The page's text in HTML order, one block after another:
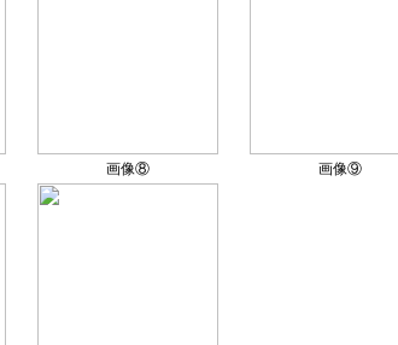
画像⑧ 画像⑨